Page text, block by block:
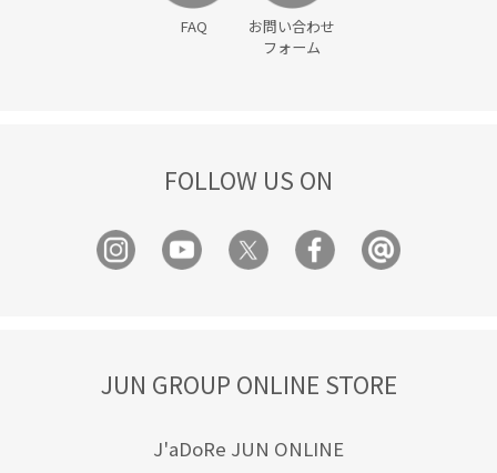
FAQ
お問い合わせ
フォーム
FOLLOW US ON
JUN GROUP ONLINE STORE
J'aDoRe JUN ONLINE